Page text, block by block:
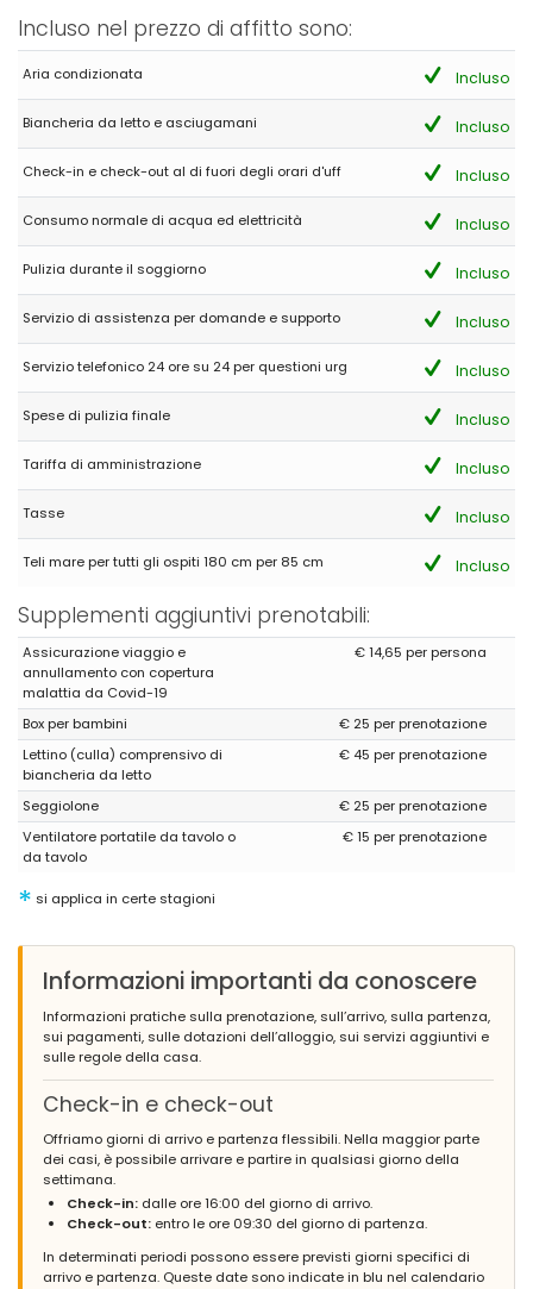
Incluso nel prezzo di affitto sono:
Aria condizionata Incluso
Biancheria da letto e asciugamani Incluso
Check-in e check-out al di fuori degli orari d'uff Incluso
Consumo normale di acqua ed elettricità Incluso
Pulizia durante il soggiorno Incluso
Servizio di assistenza per domande e supporto Incluso
Servizio telefonico 24 ore su 24 per questioni urg Incluso
Spese di pulizia finale Incluso
Tariffa di amministrazione Incluso
Tasse Incluso
Teli mare per tutti gli ospiti 180 cm per 85 cm Incluso
Supplementi aggiuntivi prenotabili:
Assicurazione viaggio e
annullamento con copertura
malattia da Covid-19
€ 14,65 per persona
Box per bambini
€ 25 per prenotazione
Lettino (culla) comprensivo di
biancheria da letto
€ 45 per prenotazione
Seggiolone
€ 25 per prenotazione
Ventilatore portatile da tavolo o
da tavolo
€ 15 per prenotazione
* si applica in certe stagioni
Informazioni importanti da conoscere
Informazioni pratiche sulla prenotazione, sull’arrivo, sulla partenza,
sui pagamenti, sulle dotazioni dell’alloggio, sui servizi aggiuntivi e
sulle regole della casa.
Check-in e check-out
Offriamo giorni di arrivo e partenza flessibili. Nella maggior parte
dei casi, è possibile arrivare e partire in qualsiasi giorno della
settimana.
Check-in: dalle ore 16:00 del giorno di arrivo.
Check-out: entro le ore 09:30 del giorno di partenza.
In determinati periodi possono essere previsti giorni specifici di
arrivo e partenza. Queste date sono indicate in blu nel calendario